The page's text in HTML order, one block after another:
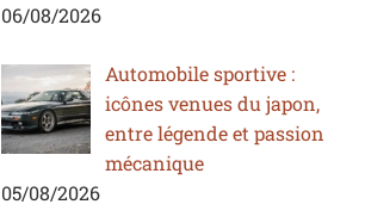
06/08/2026
Automobile sportive :
icônes venues du japon,
entre légende et passion
mécanique
05/08/2026